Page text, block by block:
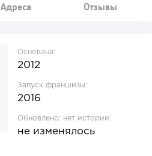
Адреса Отзывы
Основана:
2012
Запуск франшизы:
2016
Обновлено: нет истории
не изменялось